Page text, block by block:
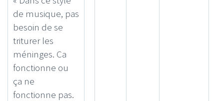
de musique, pas
besoin de se
triturer les
méninges. Ca
fonctionne ou
ça ne
fonctionne pas.